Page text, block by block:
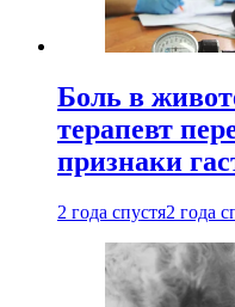
Боль в
терапевт
признаки
2 года спустя2 года